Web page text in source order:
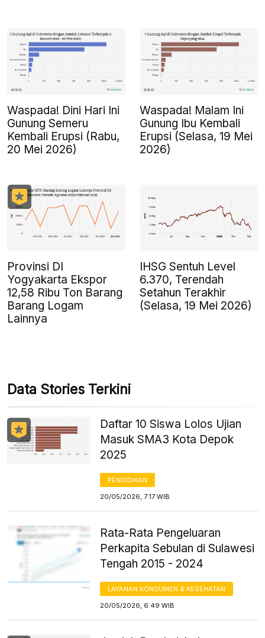
Waspada! Dini Hari Ini
Gunung Semeru
Kembali Erupsi (Rabu,
20 Mei 2026)
Waspada! Malam Ini
Gunung Ibu Kembali
Erupsi (Selasa, 19 Mei
2026)
Provinsi DI
Yogyakarta Ekspor
12,58 Ribu Ton Barang
Barang Logam
Lainnya
IHSG Sentuh Level
6.370, Terendah
Setahun Terakhir
(Selasa, 19 Mei 2026)
Data Stories Terkini
Daftar 10 Siswa Lolos Ujian
Masuk SMA3 Kota Depok
2025
PENDIDIKAN
20/05/2026, 7:17 WIB
Rata-Rata Pengeluaran
Perkapita Sebulan di Sulawesi
Tengah 2015 - 2024
LAYANAN KONSUMEN & KESEHATAN
20/05/2026, 6:49 WIB